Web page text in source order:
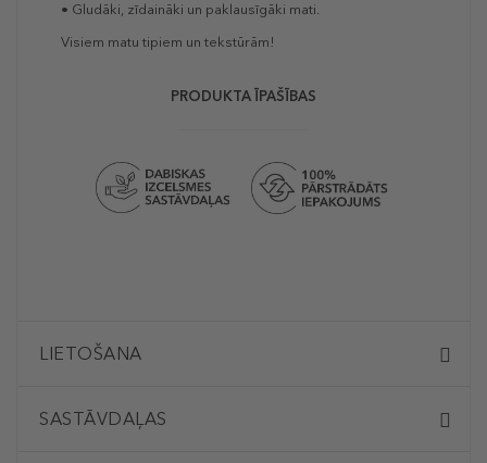
• Gludāki, zīdaināki un paklausīgāki mati.
Visiem matu tipiem un tekstūrām!
PRODUKTA ĪPAŠĪBAS
LIETOŠANA
SASTĀVDAĻAS